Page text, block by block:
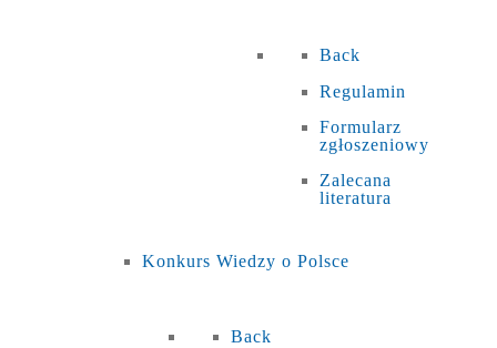
Back
Regulamin
Formularz
zgłoszeniowy
Zalecana
literatura
Konkurs Wiedzy o Polsce
Back